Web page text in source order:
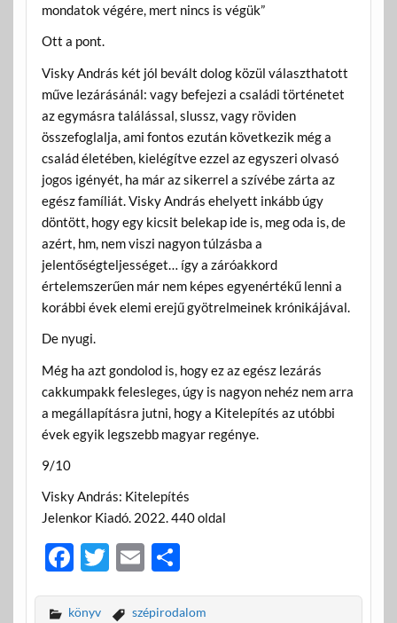
mondatok végére, mert nincs is végük”
Ott a pont.
Visky András két jól bevált dolog közül választhatott
műve lezárásánál: vagy befejezi a családi történetet
az egymásra találással, slussz, vagy röviden
összefoglalja, ami fontos ezután következik még a
család életében, kielégítve ezzel az egyszeri olvasó
jogos igényét, ha már az sikerrel a szívébe zárta az
egész famíliát. Visky András ehelyett inkább úgy
döntött, hogy egy kicsit belekap ide is, meg oda is, de
azért, hm, nem viszi nagyon túlzásba a
jelentőségteljességet… így a záróakkord
értelemszerűen már nem képes egyenértékű lenni a
korábbi évek elemi erejű gyötrelmeinek krónikájával.
De nyugi.
Még ha azt gondolod is, hogy ez az egész lezárás
cakkumpakk felesleges, úgy is nagyon nehéz nem arra
a megállapításra jutni, hogy a Kitelepítés az utóbbi
évek egyik legszebb magyar regénye.
9/10
Visky András: Kitelepítés
Jelenkor Kiadó. 2022. 440 oldal
F
e
T
itt
E
ail
O
za
könyv szépirodalom